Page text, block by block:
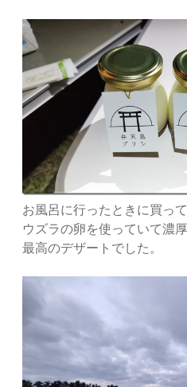
お風呂に行ったときに買っ
ウズラの卵を使っていて濃
最高のデザートでした。